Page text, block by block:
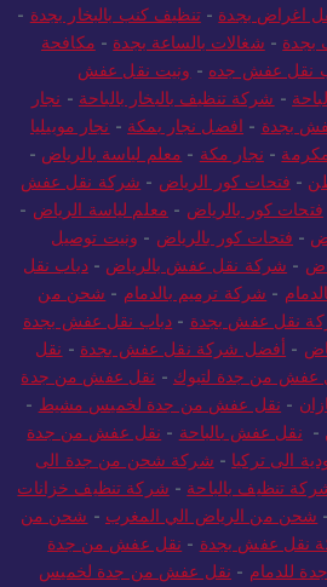
اغراض بجدة -تنظيف كنب بالبخار بجدة -
بجدة - شغالات بالساعة بجدة - مكافحة
نقل عفش جده - ونيت نقل عفش
- شركة تنظيف بالبخار بالباحة - نجار
بجدة - افضل نجار بمكة - نجار موبيليا
- نجار مكة - معلم لياسة بالرياض -
- فتحات كور الرياض - شركة نقل عفش
فتحات كور بالرياض - معلم لياسة الرياض -
- فتحات كور بالرياض - ونيت توصيل
- شركة نقل عفش بالرياض -دباب نقل
- شركة ترميم بالدمام - شحن من
نقل عفش بجدة - دباب نقل عفش بجدة
- أفضل شركة نقل عفش بجدة - نقل
عفش من جدة لتبوك - نقل عفش من جدة
- نقل عفش من جدة لخميس مشيط -
- نقل عفش بالباحة - نقل عفش من جدة
الى تركيا - شركة شحن من جدة الى
تنظيف بالباحة - شركة تنظيف خزانات
- شحن من الرياض الي المغرب - شحن من
نقل عفش بجدة - نقل عفش من جدة
للدمام - نقل عفش من جدة لخميس